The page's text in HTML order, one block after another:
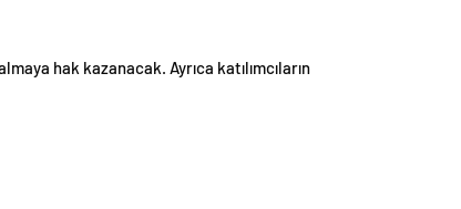
hak kazanacak. Ayrıca katılımcıların